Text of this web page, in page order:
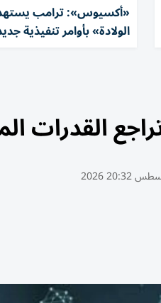
«أكسيوس»: ترامب
الولادة» بأوامر تنفيذية
القدرات